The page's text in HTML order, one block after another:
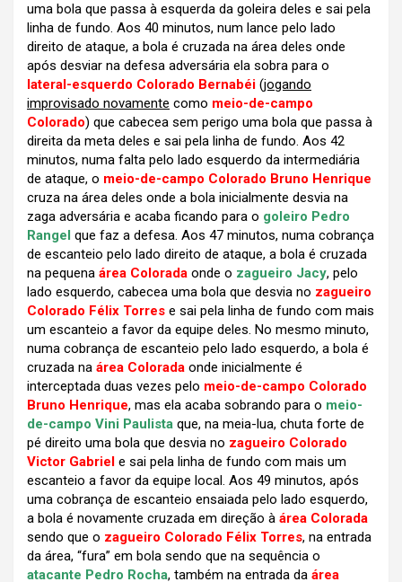
uma bola que passa à esquerda da goleira deles e sai pela
linha de fundo. Aos 40 minutos, num lance pelo lado
direito de ataque, a bola é cruzada na área deles onde
após desviar na defesa adversária ela sobra para o
lateral-esquerdo Colorado Bernabéi (jogando
improvisado novamente como meio-de-campo
Colorado) que cabecea sem perigo uma bola que passa à
direita da meta deles e sai pela linha de fundo. Aos 42
minutos, numa falta pelo lado esquerdo da intermediária
de ataque, o meio-de-campo Colorado Bruno Henrique
cruza na área deles onde a bola inicialmente desvia na
zaga adversária e acaba ficando para o goleiro Pedro
Rangel que faz a defesa. Aos 47 minutos, numa cobrança
de escanteio pelo lado direito de ataque, a bola é cruzada
na pequena área Colorada onde o zagueiro Jacy, pelo
lado esquerdo, cabecea uma bola que desvia no zagueiro
Colorado Félix Torres e sai pela linha de fundo com mais
um escanteio a favor da equipe deles. No mesmo minuto,
numa cobrança de escanteio pelo lado esquerdo, a bola é
cruzada na área Colorada onde inicialmente é
interceptada duas vezes pelo meio-de-campo Colorado
Bruno Henrique, mas ela acaba sobrando para o meio-
de-campo Vini Paulista que, na meia-lua, chuta forte de
pé direito uma bola que desvia no zagueiro Colorado
Victor Gabriel e sai pela linha de fundo com mais um
escanteio a favor da equipe local. Aos 49 minutos, após
uma cobrança de escanteio ensaiada pelo lado esquerdo,
a bola é novamente cruzada em direção à área Colorada
sendo que o zagueiro Colorado Félix Torres, na entrada
da área, “fura” em bola sendo que na sequência o
atacante Pedro Rocha, também na entrada da área